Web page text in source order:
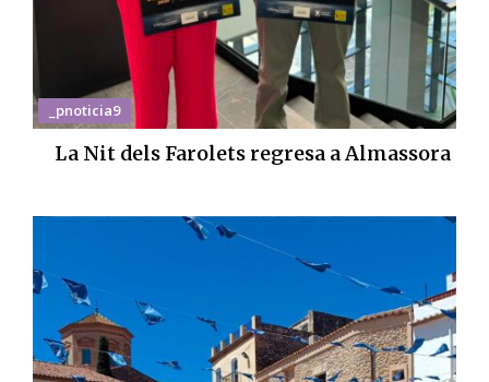
_pnoticia9
La Nit dels Farolets regresa a Almassora